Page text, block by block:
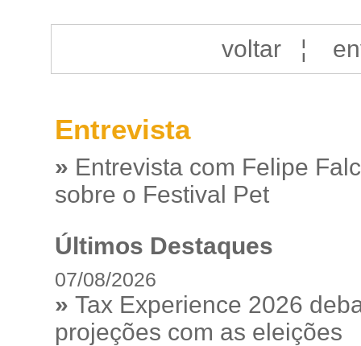
voltar¦
Entrevista
» Entrevista com Felipe
sobre o Festival Pet
Últimos Destaques
07/08/2026
» Tax Experience 2026
projeções com as eleições